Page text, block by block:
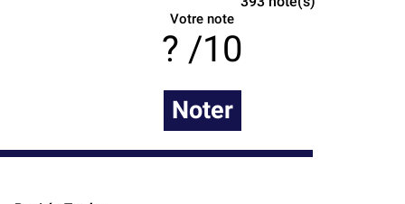
Votre note
/10
Noter